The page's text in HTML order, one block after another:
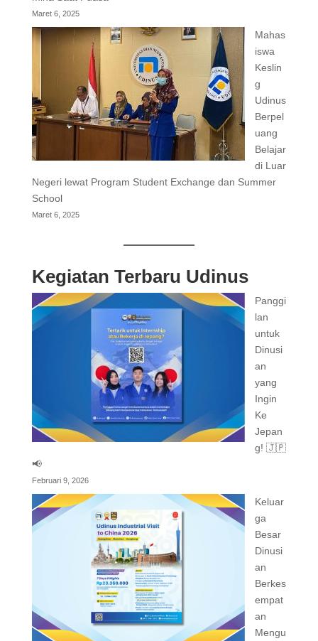
Maret 6, 2025
Mahas
iswa
Keslin
g
Udinus
Berpel
uang
Belajar
di Luar
Negeri lewat Program Student Exchange dan Summer
School
Maret 6, 2025
Kegiatan Terbaru Udinus
Panggi
lan
untuk
Dinusi
an
yang
Ingin
Ke
Jepan
g! 🇯🇵
📢
Februari 9, 2026
Keluar
ga
Besar
Dinusi
an
Berkes
empat
an
Mengu